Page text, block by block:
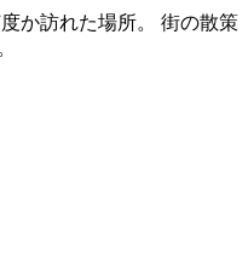
か訪れた場所。 街の散策